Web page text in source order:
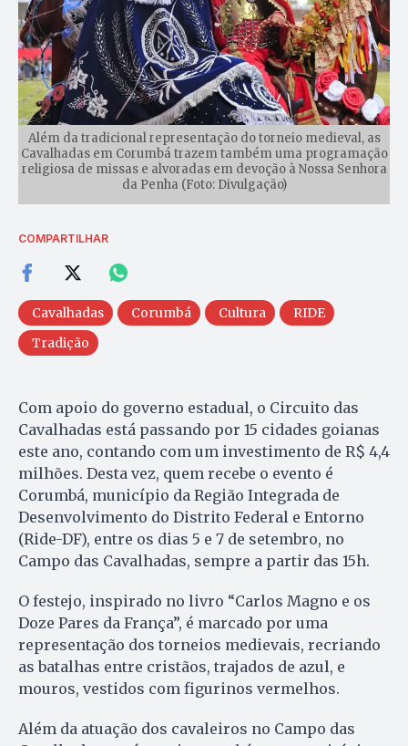
Além da tradicional representação do torneio medieval, as
Cavalhadas em Corumbá trazem também uma programação
religiosa de missas e alvoradas em devoção à Nossa Senhora
da Penha (Foto: Divulgação)
COMPARTILHAR
Cavalhadas Corumbá Cultura
RIDE
Tradição
Com apoio do governo estadual, o Circuito das
Cavalhadas está passando por 15 cidades goianas
este ano, contando com um investimento de R$ 4,4
milhões. Desta vez, quem recebe o evento é
Corumbá, município da Região Integrada de
Desenvolvimento do Distrito Federal e Entorno
(Ride-DF), entre os dias 5 e 7 de setembro, no
Campo das Cavalhadas, sempre a partir das 15h.
O festejo, inspirado no livro “Carlos Magno e os
Doze Pares da França”, é marcado por uma
representação dos torneios medievais, recriando
as batalhas entre cristãos, trajados de azul, e
mouros, vestidos com figurinos vermelhos.
Além da atuação dos cavaleiros no Campo das